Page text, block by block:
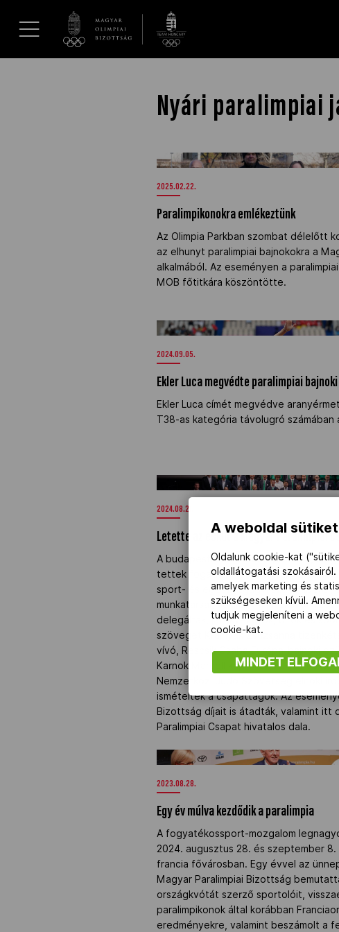
Hírek
Dakar 2026
Los Angeles 2028
MOB
NOB
Társszervezetek
Adatbank
Nyári paralimpiai
Paralimpikonokra emlékeztünk" />
2025.02.22.
Paralimpikonokra emlékeztünk
Az Olimpia Parkban szombat délelőtt
az elhunyt paralimpiai bajnokokra a
alkalmából. Az eseményen a
MOB főtitkára köszöntötte.
Ekler Luca megvédte paralimpiai
2024.09.05.
Ekler Luca megvédte paralimpiai
Ekler Luca címét megvédve
T38-as kategória távolugró számában
Letette az esküt a Magyar Paralimpiai
2024.08.21.
Letette az esküt a Magyar Paralimpiai
A budapesti Eiffel Műhelyházban,
tettek fogadalmat a Magyar
sport- és egészségügyi szakemberei,
munkatársai, valamint a játékokon
delegáltak, játékvezetők, bírók és
szövegét Krajnyák Zsuzsanna
vívó, Rescsik Csaba Európa-bajnoki
Karnok Marcell kajak-kenu edző és
Nemzetközi Judo Szövetség elnöki
ismételték a csapattagok. Az
Bizottság díjait is átadták, valamint itt
Paralimpiai Csapat hivatalos dala.
Egy év múlva kezdődik a paralimpia" />
2023.08.28.
Egy év múlva kezdődik a paralimpia
A fogyatékossport-mozgalom
2024. augusztus 28. és szeptember
francia fővárosban. Egy évvel az
Magyar Paralimpiai Bizottság
országkvótát szerző sportolóit,
paralimpikonok által korábban
eredményekre, valamint beszámolt a
A weboldal
Oldalunk cookie-kat
oldallátogatási
amelyek marketing és
szükségeseken kívül.
tudjuk megjeleníteni a
cookie-kat.
MINDET